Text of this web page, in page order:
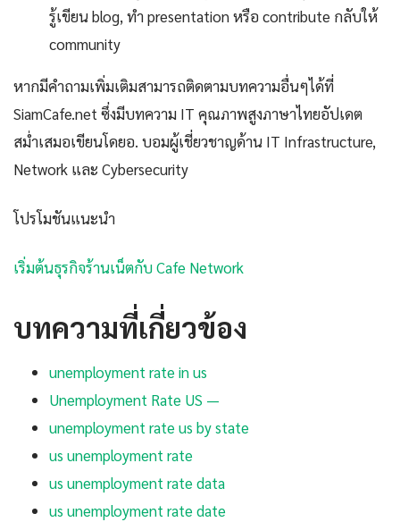
รู้เขียน blog, ทำ presentation หรือ contribute กลับให้
community
หากมีคำถามเพิ่มเติมสามารถติดตามบทความอื่นๆได้ที่
SiamCafe.net ซึ่งมีบทความ IT คุณภาพสูงภาษาไทยอัปเดต
สม่ำเสมอเขียนโดยอ. บอมผู้เชี่ยวชาญด้าน IT Infrastructure,
Network และ Cybersecurity
โปรโมชันแนะนำ
เริ่มต้นธุรกิจร้านเน็ตกับ Cafe Network
บทความที่เกี่ยวข้อง
unemployment rate in us
Unemployment Rate US —
unemployment rate us by state
us unemployment rate
us unemployment rate data
us unemployment rate date